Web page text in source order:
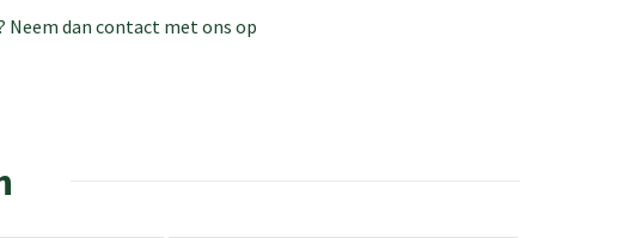
dan contact met ons op